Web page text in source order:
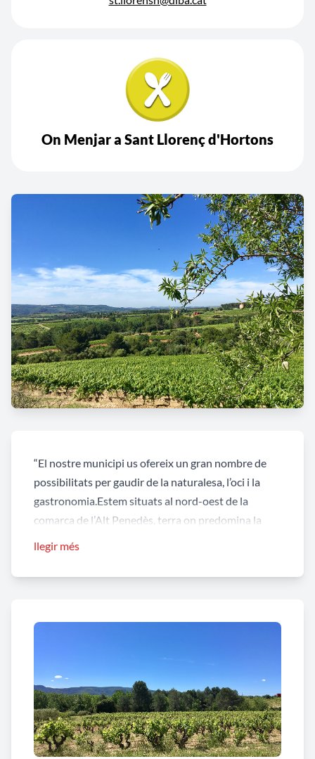
On Menjar a Sant Llorenç d'Hortons
“El nostre municipi us ofereix un gran nombre de
possibilitats per gaudir de la naturalesa, l’oci i la
gastronomia.Estem situats al nord-oest de la
comarca de l’Alt Penedès, terra on predomina la
conreus i a les fondalades, prop de fonts o torrents,
treball dels pagesos ha marcat un territori i ha
configurat un perfil i relleus certament singulars i
diferenciats.
llegir més